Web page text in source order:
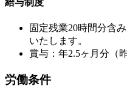
固定残業20時間分含
いたします。
賞与：年2.5ヶ月分（
労働条件